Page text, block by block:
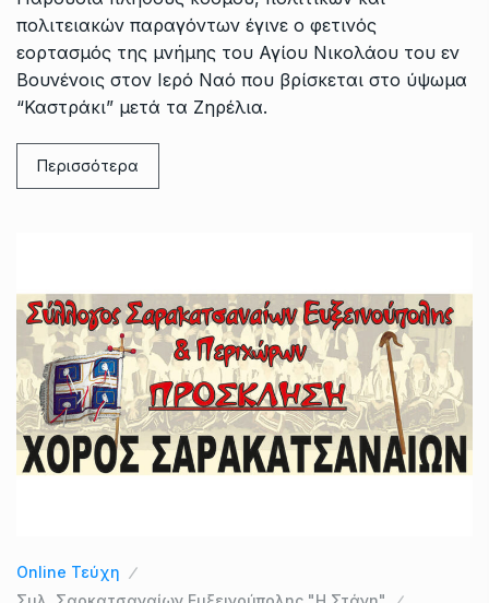
πολιτειακών παραγόντων έγινε ο φετινός
εορτασμός της μνήμης του Αγίου Νικολάου του εν
Βουνένοις στον Ιερό Ναό που βρίσκεται στο ύψωμα
“Καστράκι” μετά τα Ζηρέλια.
Περισσότερα
Online Τεύχη